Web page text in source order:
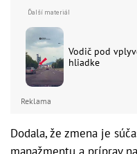
Vodič pod
hliadke
Reklama
Dodala, že zmena je